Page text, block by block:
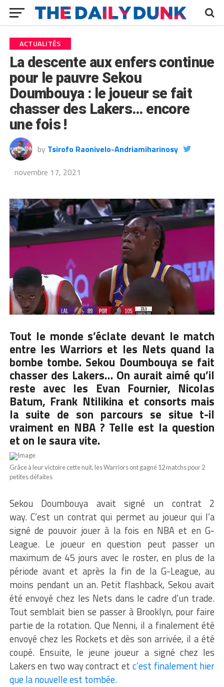
ACTUALITÉS
La descente aux enfers continue
pour le pauvre Sekou
Doumbouya : le joueur se fait
chasser des Lakers… encore
une fois !
by Tsirofo Raonivelo-Andriamiharinosy
novembre 17, 2021
Tout le monde s’éclate devant le match
entre les Warriors et les Nets quand la
bombe tombe. Sekou Doumbouya se fait
chasser des Lakers… On aurait aimé qu’il
reste avec les Evan Fournier, Nicolas
Batum, Frank Ntilikina et consorts mais
la suite de son parcours se situe t-il
vraiment en NBA ? Telle est la question
et on le saura vite.
Grâce à leur victoire cette nuit, les Warriors ont gagné 12 matchs pour 2
petites défaites
Sekou Doumbouya avait signé un contrat 2
way. C’est un contrat qui permet au joueur qui l’a
signé de pouvoir jouer à la fois en NBA et en G-
League. Le joueur en question peut passer un
maximum de 45 jours avec le roster, en plus de la
période avant et après la fin de la G-League, au
moins pendant un an. Petit flashback, Sekou avait
été envoyé chez les Nets dans le cadre d’un trade.
Tout semblait bien se passer à Brooklyn, pour faire
partie de la rotation. Que Nenni, il a finalement été
envoyé chez les Rockets et dès son arrivée, il a été
coupé. Ensuite, le jeune joueur a signé chez les
Lakers en two way contract et c’est finalement hier
que la nouvelle est tombée.